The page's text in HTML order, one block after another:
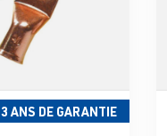
3 ANS DE GARANTIE